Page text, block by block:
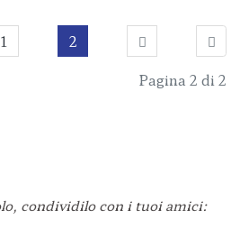
1 2
Pagina 2 di 2
condividilo con i tuoi amici: